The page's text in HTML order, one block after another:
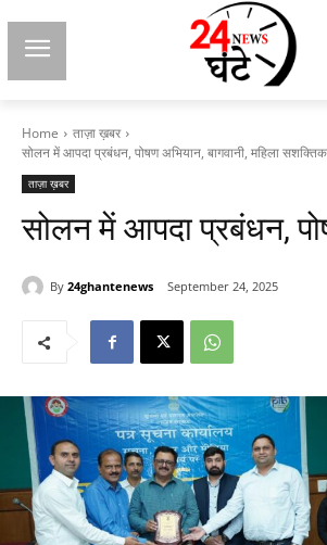
Home
ताज़ा ख़बर
सोलन में आपदा प्रबंधन, पोषण अभियान, बागवानी, महिला
ताज़ा ख़बर
सोलन में आपदा प्रबंधन,
By 24ghantenews September 24, 2025